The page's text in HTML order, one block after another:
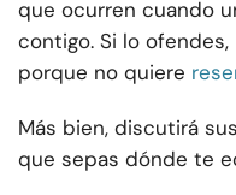
que ocurren cuando
contigo. Si lo
porque no quiere
Más bien, discutirá
que sepas dónde te